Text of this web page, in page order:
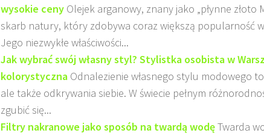
wysokie ceny Olejek arganowy, znany jako „płynne złoto
skarb natury, który zdobywa coraz większą popularność
Jego niezwykłe właściwości...
Jak wybrać swój własny styl? Stylistka osobista w
kolorystyczna Odnalezienie własnego stylu modowego
ale także odkrywania siebie. W świecie pełnym
zgubić się...
Filtry nakranowe jako sposób na twardą wodęTwarda